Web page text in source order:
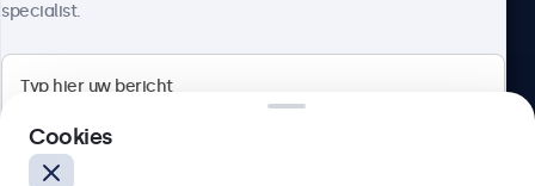
specialist.
Cookies